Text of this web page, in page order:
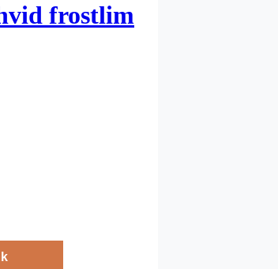
frostlim